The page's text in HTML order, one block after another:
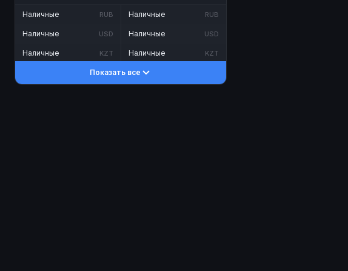
Наличные RUB
Наличные USD
Наличные KZT
Наличные RUB
Наличные USD
Наличные KZT
Показать все